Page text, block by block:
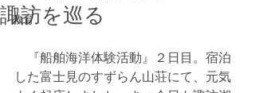
教育
諏訪を巡る
『船舶海洋体験活動』２日目。宿泊
した富士見のすずらん山荘にて、元気